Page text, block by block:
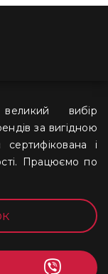
вибір
за вигідною
і
Працюємо по